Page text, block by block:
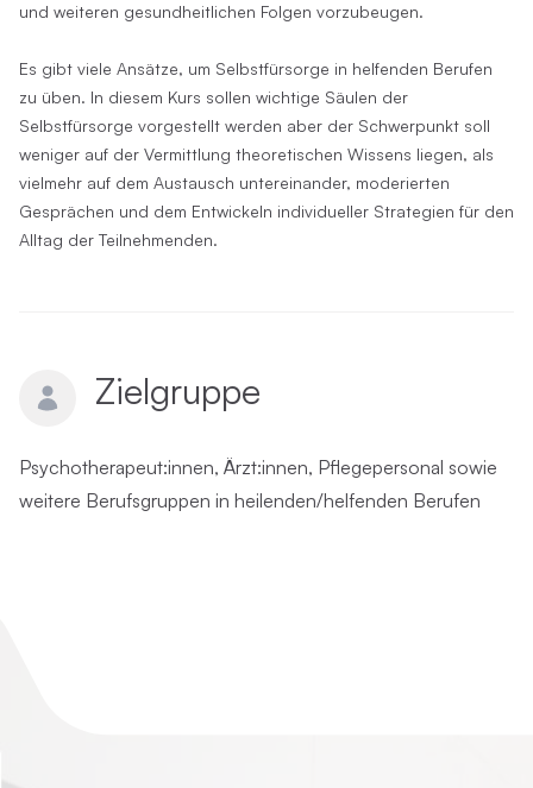
und weiteren gesundheitlichen Folgen vorzubeugen.
Es gibt viele Ansätze, um Selbstfürsorge in helfenden Berufen
zu üben. In diesem Kurs sollen wichtige Säulen der
Selbstfürsorge vorgestellt werden aber der Schwerpunkt soll
weniger auf der Vermittlung theoretischen Wissens liegen, als
vielmehr auf dem Austausch untereinander, moderierten
Gesprächen und dem Entwickeln individueller Strategien für den
Alltag der Teilnehmenden.
Zielgruppe
Psychotherapeut:innen, Ärzt:innen, Pflegepersonal sowie
weitere Berufsgruppen in heilenden/helfenden Berufen